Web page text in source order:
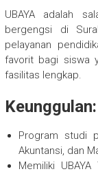
UBAYA adalah
bergengsi di
pelayanan
favorit bagi siswa
fasilitas lengkap.
Keunggulan:
Program studi
Akuntansi, dan
Memiliki